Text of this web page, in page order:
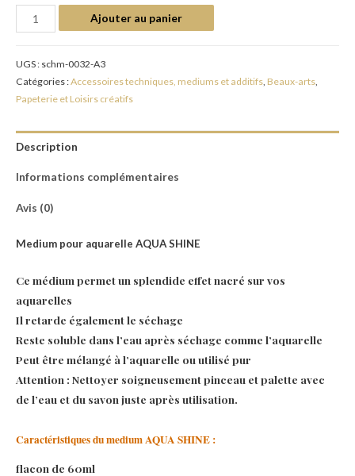
Ajouter au panier
UGS : schm-0032-A3
Catégories :Accessoires techniques, mediums et additifs, Beaux-arts,
Papeterie et Loisirs créatifs
Description
Informations complémentaires
Avis (0)
Medium pour aquarelle AQUA SHINE
Ce médium permet un splendide effet nacré sur vos
aquarelles
Il retarde également le séchage
Reste soluble dans l’eau après séchage comme l’aquarelle
Peut être mélangé à l’aquarelle ou utilisé pur
Attention : Nettoyer soigneusement pinceau et palette avec
de l’eau et du savon juste après utilisation.
Caractéristiques du medium AQUA SHINE :
flacon de 60ml